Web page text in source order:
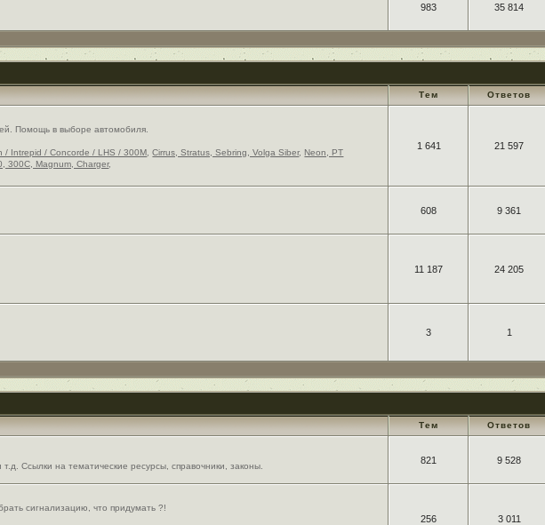
983 35 814
Тем Ответов
Помощь в выборе автомобиля.
/ Intrepid / Concorde / LHS / 300M ,Cirrus, Stratus, Sebring, Volga Siber, Neon, PT
300C, Magnum, Charger,
1 641 21 597
608 9 361
11 187 24 205
3 1
Тем Ответов
Ссылки на тематические ресурсы, справочники, законы.
821 9 528
сигнализацию, что придумать ?!
256 3 011